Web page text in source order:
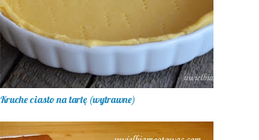
Kruche ciasto na tartę (wytrawne)